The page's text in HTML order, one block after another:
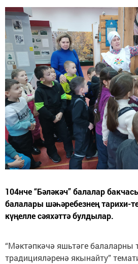
104нче “Бәләкәч” балалар
балалары шәһәребезнең тарихи-
күңелле сәяхәттә булдылар.
“Мәктәпкәчә яшьтәге балаларны
традицияләренә якынайту”